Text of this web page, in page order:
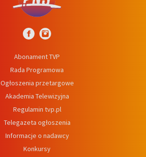
Abonament TVP
Rada Programowa
Ogłoszenia przetargowe
Akademia Telewizyjna
Regulamin tvp.pl
Telegazeta ogłoszenia
Informacje o nadawcy
Konkursy